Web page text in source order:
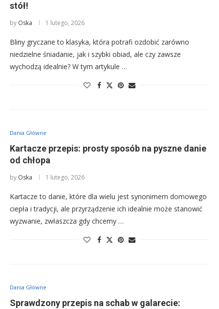
stół!
by Oska 1 lutego, 2026
Bliny gryczane to klasyka, która potrafi ozdobić zarówno
niedzielne śniadanie, jak i szybki obiad, ale czy zawsze
wychodzą idealnie? W tym artykule …
Dania Główne
Kartacze przepis: prosty sposób na pyszne danie
od chłopa
by Oska 1 lutego, 2026
Kartacze to danie, które dla wielu jest synonimem domowego
ciepła i tradycji, ale przyrządzenie ich idealnie może stanowić
wyzwanie, zwłaszcza gdy chcemy …
Dania Główne
Sprawdzony przepis na schab w galarecie: